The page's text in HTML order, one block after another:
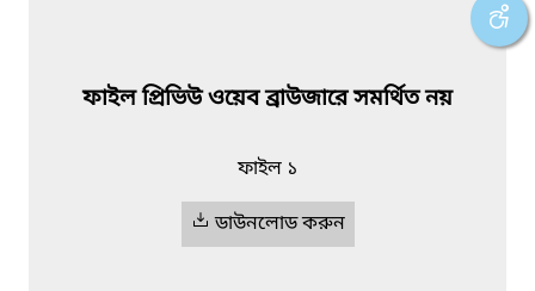
ফাইল প্রিভিউ ওয়েব ব্রাউজারে সমর্থিত নয়
ফাইল ১
ডাউনলোড করুন